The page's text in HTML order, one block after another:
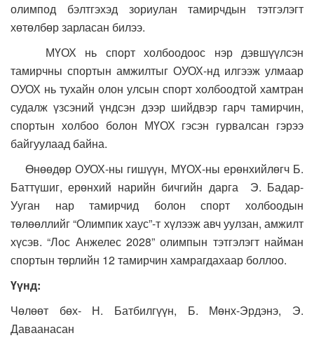
олимпод бэлтгэхэд зориулан тамирчдын тэтгэлэгт
хөтөлбөр зарласан билээ.
МҮОХ нь спорт холбоодоос нэр дэвшүүлсэн
тамирчны спортын амжилтыг ОУОХ-нд илгээж улмаар
ОУОХ нь тухайн олон улсын спорт холбоодтой хамтран
судалж үзсэний үндсэн дээр шийдвэр гарч тамирчин,
спортын холбоо болон МҮОХ гэсэн гурвалсан гэрээ
байгуулаад байна.
Өнөөдөр ОУОХ-ны гишүүн, МҮОХ-ны ерөнхийлөгч Б.
Баттүшиг, ерөнхий нарийн бичгийн дарга Э. Бадар-
Ууган нар тамирчид болон спорт холбоодын
төлөөллийг “Олимпик хаус”-т хүлээж авч уулзан, амжилт
хүсэв. “Лос Анжелес 2028” олимпын тэтгэлэгт найман
спортын төрлийн 12 тамирчин хамрагдахаар боллоо.
Үүнд:
Чөлөөт бөх- Н. Батбилгүүн, Б. Мөнх-Эрдэнэ, Э.
Даваанасан